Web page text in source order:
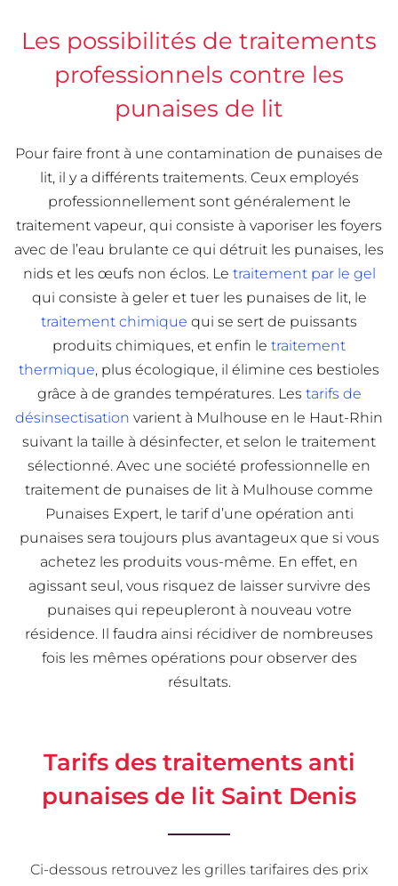
Les possibilités de traitements
professionnels contre les
punaises de lit
Pour faire front à une contamination de punaises de
lit, il y a différents traitements. Ceux employés
professionnellement sont généralement le
traitement vapeur, qui consiste à vaporiser les foyers
avec de l’eau brulante ce qui détruit les punaises, les
nids et les œufs non éclos. Le traitement par le gel
qui consiste à geler et tuer les punaises de lit, le
traitement chimique qui se sert de puissants
produits chimiques, et enfin le traitement
thermique, plus écologique, il élimine ces bestioles
grâce à de grandes températures. Les tarifs de
désinsectisation varient à Mulhouse en le Haut-Rhin
suivant la taille à désinfecter, et selon le traitement
sélectionné. Avec une société professionnelle en
traitement de punaises de lit à Mulhouse comme
Punaises Expert, le tarif d’une opération anti
punaises sera toujours plus avantageux que si vous
achetez les produits vous-même. En effet, en
agissant seul, vous risquez de laisser survivre des
punaises qui repeupleront à nouveau votre
résidence. Il faudra ainsi récidiver de nombreuses
fois les mêmes opérations pour observer des
résultats.
Tarifs des traitements anti
punaises de lit Saint Denis
Ci-dessous retrouvez les grilles tarifaires des prix